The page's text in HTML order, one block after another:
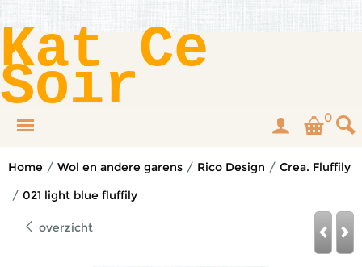
Kat Ce
Soir 0
Home / Wol en andere garens / Rico Design / Crea. Fluffily
/ 021 light blue fluffily
overzicht